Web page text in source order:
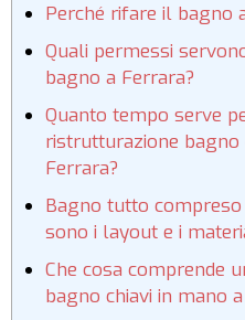
Perché rifare il bagno
Quali permessi
bagno a Ferrara?
Quanto tempo serve
ristrutturazione bagno
Ferrara?
Bagno tutto compreso
sono i layout e i
Che cosa comprende
bagno chiavi in mano